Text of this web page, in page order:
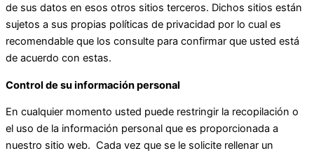
de sus datos en esos otros sitios terceros. Dichos sitios están
sujetos a sus propias políticas de privacidad por lo cual es
recomendable que los consulte para confirmar que usted está
de acuerdo con estas.
Control de su información personal
En cualquier momento usted puede restringir la recopilación o
el uso de la información personal que es proporcionada a
nuestro sitio web. Cada vez que se le solicite rellenar un